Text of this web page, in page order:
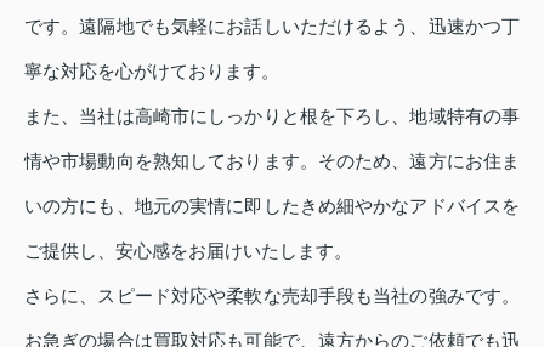
です。遠隔地でも気軽にお話しいただけるよう、迅速かつ丁
寧な対応を心がけております。
また、当社は高崎市にしっかりと根を下ろし、地域特有の事
情や市場動向を熟知しております。そのため、遠方にお住ま
いの方にも、地元の実情に即したきめ細やかなアドバイスを
ご提供し、安心感をお届けいたします。
さらに、スピード対応や柔軟な売却手段も当社の強みです。
お急ぎの場合は買取対応も可能で、遠方からのご依頼でも迅